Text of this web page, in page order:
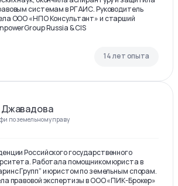
системам в РГАИС. Руководитель
ООО «НПО Консультант» и старший
Russia & CIS
14 лет опыта
Джавадова
по земельному праву
Российского государственного
Работала помощником юриста в
Групп” и юристом по земельным спорам.
правовой экспертизы в ООО «ПИК-Брокер»